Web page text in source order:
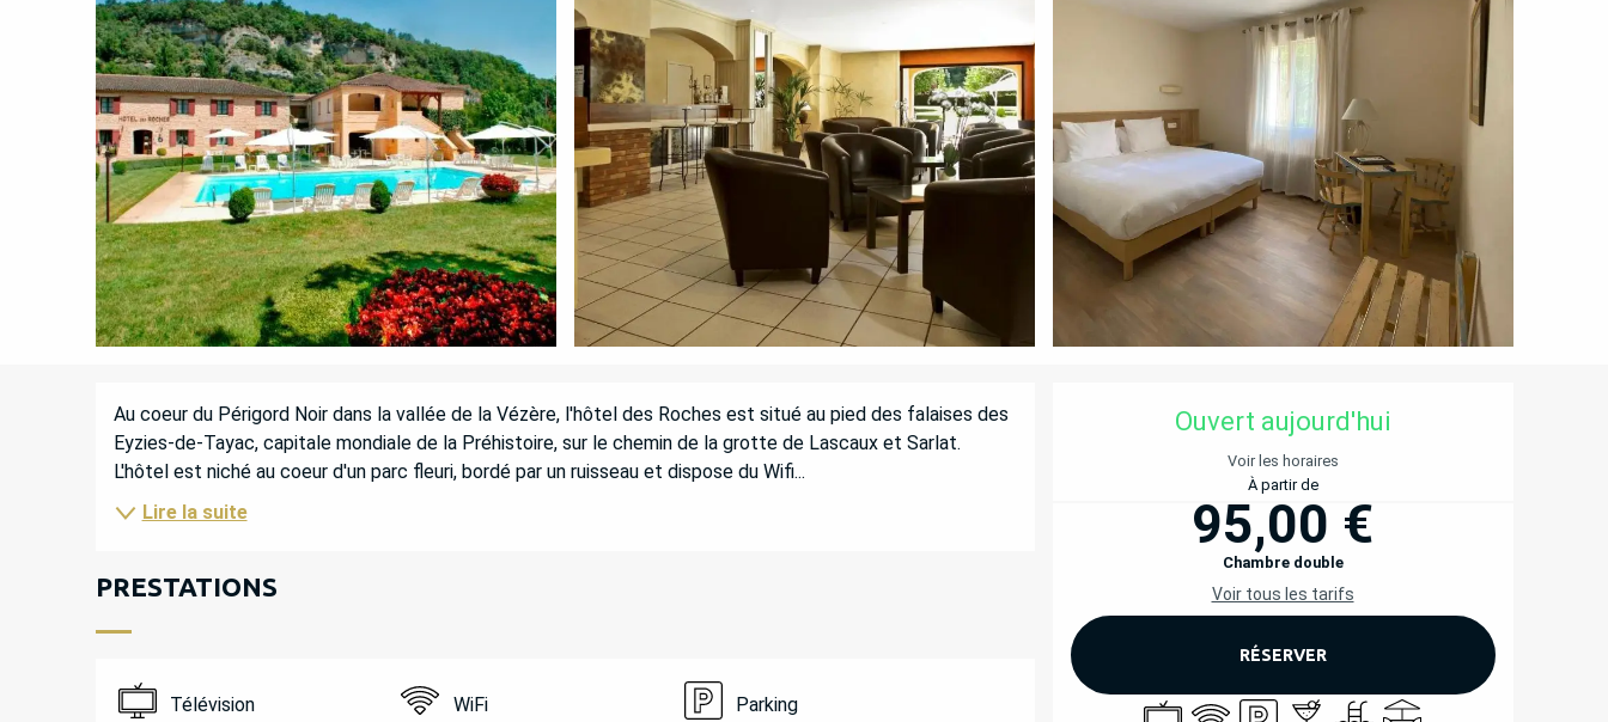
OUVERTURE ET
Ouvert aujourd'hui
Voir les horaires
À partir de
95,00 €
Chambre double
Voir tous les tarifs
RÉSERVER
Télévision
WiFi ParkingBar / Buvette
PiscineTerrasse
DESCRIPTION
Au coeur du Périgord Noir dans la vallée de la Vézère, l'hôtel des Roches est situé au pied des falaises des
Eyzies-de-Tayac, capitale mondiale de la Préhistoire, sur le chemin de la grotte de Lascaux et Sarlat.
L'hôtel est niché au coeur d'un parc fleuri, bordé par un ruisseau et dispose du Wifi...
Lire la suite
PRESTATIONS
Télévision WiFi Parking